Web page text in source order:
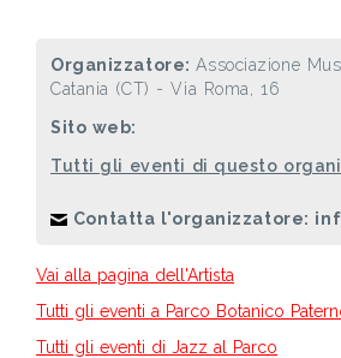
Organizzatore:Associazione
Catania (CT) - Via Roma, 16
Sito web:
Tutti gli eventi di questo
Contatta l'organizzatore:
Vai alla pagina dell'Artista
Tutti gli eventi a Parco Botanico
Tutti gli eventi di Jazz al Parco